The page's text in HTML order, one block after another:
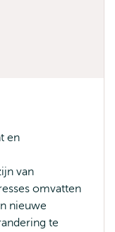
en
van
omvatten
nieuwe
te